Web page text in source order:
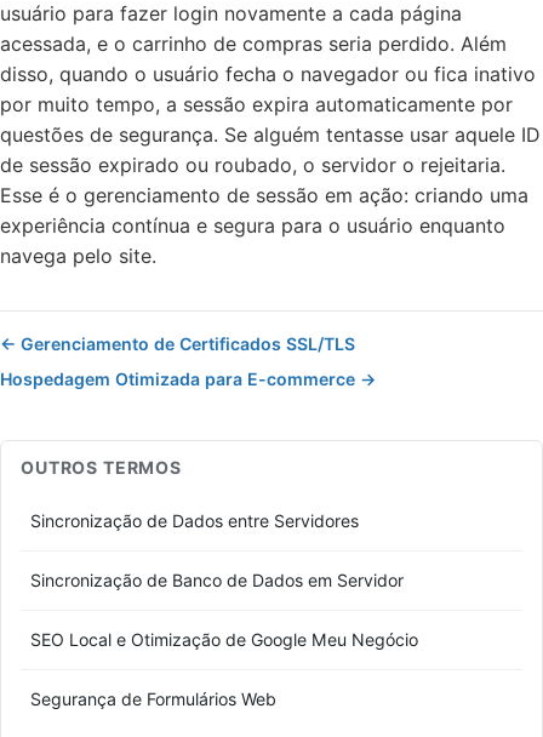
usuário para fazer login novamente a cada página
acessada, e o carrinho de compras seria perdido. Além
disso, quando o usuário fecha o navegador ou fica inativo
por muito tempo, a sessão expira automaticamente por
questões de segurança. Se alguém tentasse usar aquele ID
de sessão expirado ou roubado, o servidor o rejeitaria.
Esse é o gerenciamento de sessão em ação: criando uma
experiência contínua e segura para o usuário enquanto
navega pelo site.
← Gerenciamento de Certificados SSL/TLS
Hospedagem Otimizada para E-commerce →
OUTROS TERMOS
Sincronização de Dados entre Servidores
Sincronização de Banco de Dados em Servidor
SEO Local e Otimização de Google Meu Negócio
Segurança de Formulários Web